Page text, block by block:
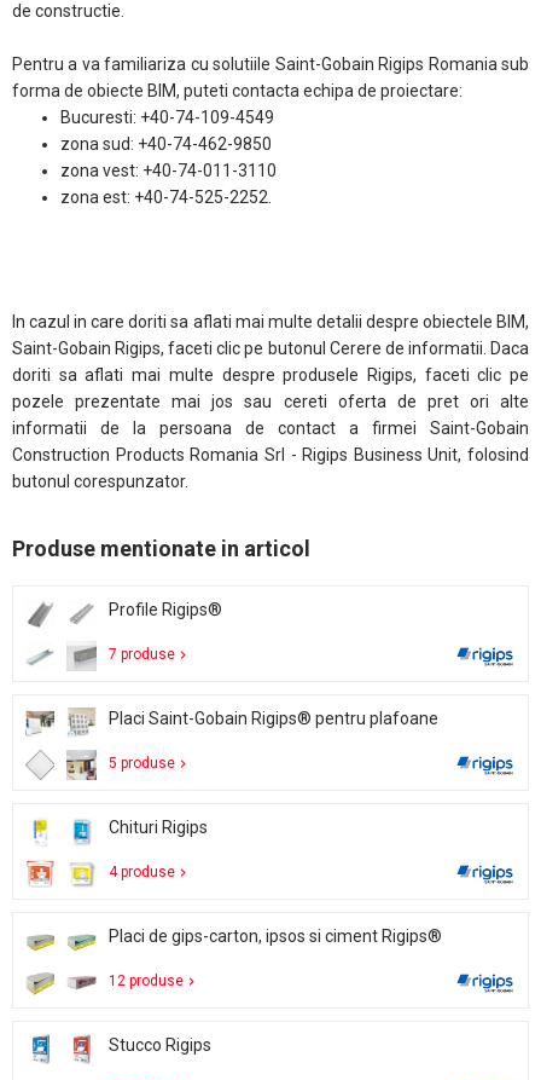
de constructie.
Pentru a va familiariza cu solutiile Saint-Gobain Rigips Romania sub
forma de obiecte BIM, puteti contacta echipa de proiectare:
Bucuresti: +40-74-109-4549
zona sud: +40-74-462-9850
zona vest: +40-74-011-3110
zona est: +40-74-525-2252.
In cazul in care doriti sa aflati mai multe detalii despre obiectele BIM,
Saint-Gobain Rigips, faceti clic pe butonul Cerere de informatii. Daca
doriti sa aflati mai multe despre produsele Rigips, faceti clic pe
pozele prezentate mai jos sau cereti oferta de pret ori alte
informatii de la persoana de contact a firmei Saint-Gobain
Construction Products Romania Srl - Rigips Business Unit, folosind
butonul corespunzator.
Produse mentionate in articol
Profile Rigips®
7 produse
Placi Saint-Gobain Rigips® pentru plafoane
5 produse
Chituri Rigips
4 produse
Placi de gips-carton, ipsos si ciment Rigips®
12 produse
Stucco Rigips